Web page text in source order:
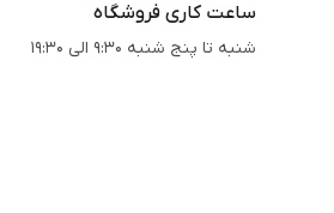
ساعت کاری فروشگاه
شنبه تا پنج شنبه 9:30 الی 19:30